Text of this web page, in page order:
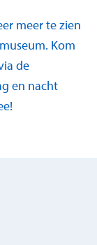
meer te zien
Kom
de
en nacht